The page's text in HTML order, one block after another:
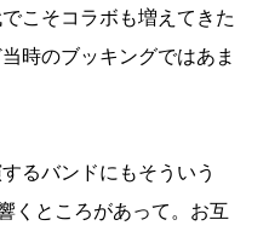
こそコラボも増えてきた
時のブッキングではあま
るバンドにもそういう
くところがあって。お互